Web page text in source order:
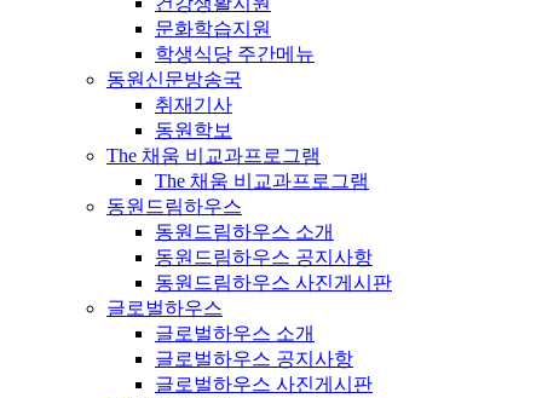
문화학습지원
학생식당 주간메뉴
동원신문방송국
취재기사
동원학보
The 채움 비교과프로그램
The 채움 비교과프로그램
동원드림하우스
동원드림하우스 소개
동원드림하우스 공지사항
동원드림하우스 사진게시판
글로벌하우스
글로벌하우스 소개
글로벌하우스 공지사항
글로벌하우스 사진게시판